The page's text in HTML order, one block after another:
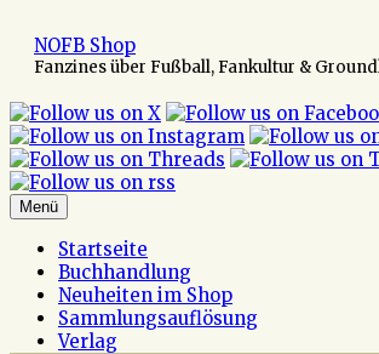
Inhalt
springen
NOFB Shop
Fanzines über Fußball, Fankultur &
Menü
Startseite
Buchhandlung
Neuheiten im Shop
Sammlungsauflösung
Verlag